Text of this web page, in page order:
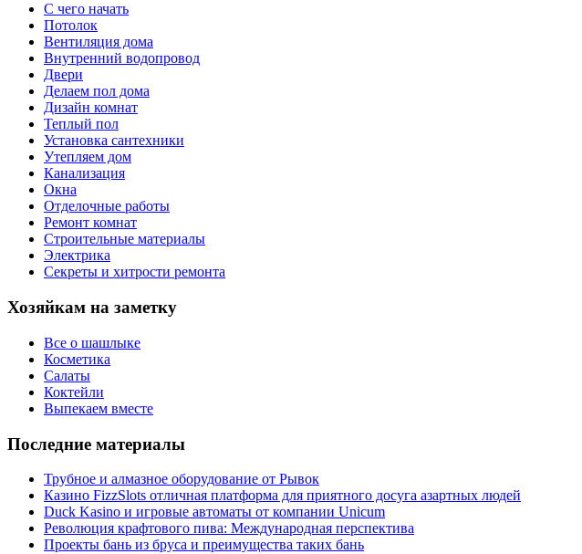
С чего начать
Потолок
Вентиляция дома
Внутренний водопровод
Двери
Делаем пол дома
Дизайн комнат
Теплый пол
Установка сантехники
Утепляем дом
Канализация
Окна
Отделочные работы
Ремонт комнат
Строительные материалы
Электрика
Секреты и хитрости ремонта
Хозяйкам на заметку
Все о шашлыке
Косметика
Салаты
Коктейли
Выпекаем вместе
Последние материалы
Трубное и алмазное оборудование от Рывок
Казино FizzSlots отличная платформа для приятного досуга азартных людей
Duck Kasino и игровые автоматы от компании Unicum
Революция крафтового пива: Международная перспектива
Проекты бань из бруса и преимущества таких бань